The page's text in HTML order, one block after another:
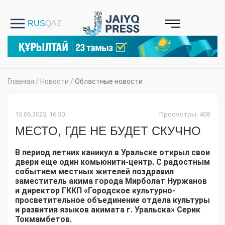
Главная / Новости / Областные новости
13.06.2023, 16:30 Просмотры: 408
МЕСТО, ГДЕ НЕ БУДЕТ СКУЧНО
В период летних каникул в Уральске открыл свои
двери еще один комьюнити-центр. С радостным
событием местных жителей поздравил
заместитель акима города Мирболат Нуржанов
и директор ГККП «Городское культурно-
просветительное объединение отдела культуры
и развития языков акимата г. Уральска» Серик
Токмамбетов.